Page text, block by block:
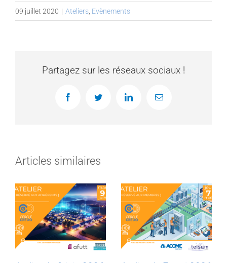
09 juillet 2020 | Ateliers Evènements
Partagez sur les réseaux sociaux !
FacebookTwitter LinkedInEmail
Articles similaires